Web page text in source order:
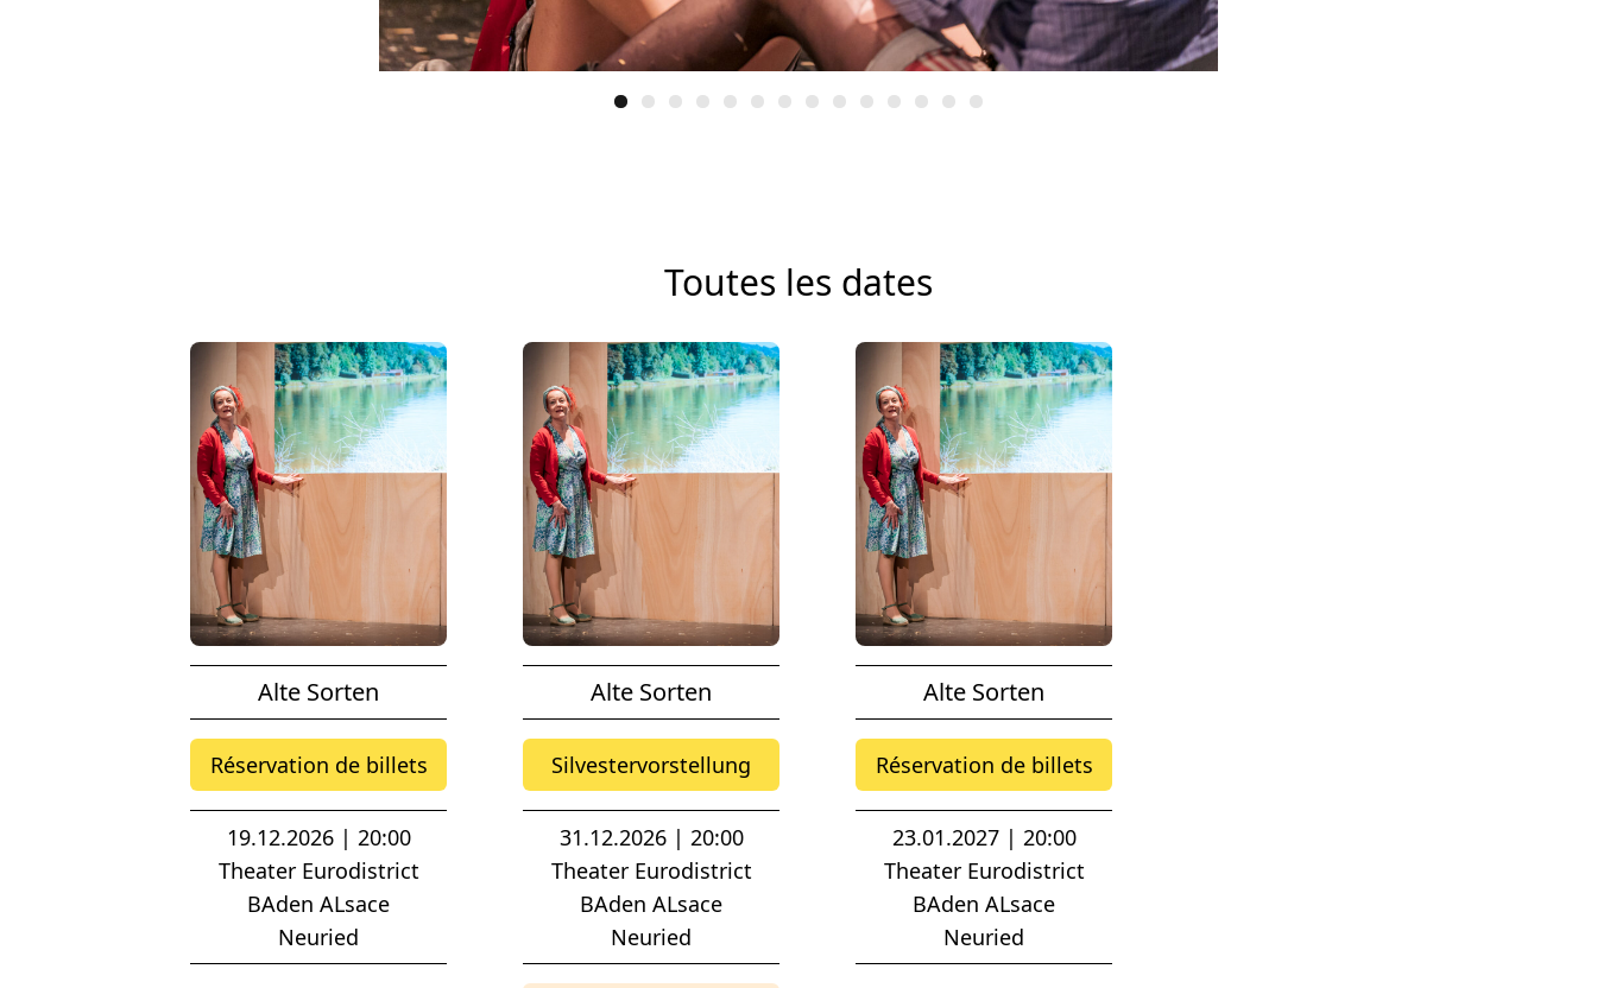
Toutes les dates
Alte Sorten
Réservation de billets
19.12.2026 | 20:00
Theater Eurodistrict
BAden ALsace
Neuried
Alte Sorten
Silvestervorstellung
31.12.2026 | 20:00
Theater Eurodistrict
BAden ALsace
Neuried
Alte Sorten
Réservation de billets
23.01.2027 | 20:00
Theater Eurodistrict
BAden ALsace
Neuried